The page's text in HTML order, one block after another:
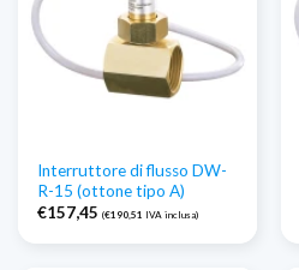
Interruttore di flusso DW-
R-15 (ottone tipo A)
€157,45 (€190,51 IVA inclusa)